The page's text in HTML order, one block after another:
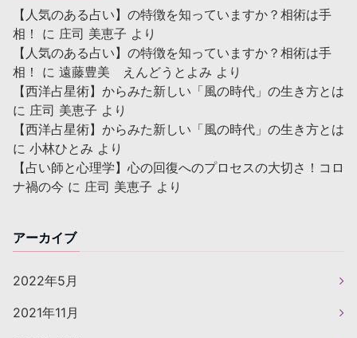
【人気のある占い】の特徴を知っていますか？相術は手
相！
に 庄司 美恵子 より
【人気のある占い】の特徴を知っていますか？相術は手
相！
に 遠藤豊美 えんどうとよみ より
【西洋占星術】からみた新しい「風の時代」の生き方とは
に 庄司 美恵子 より
【西洋占星術】からみた新しい「風の時代」の生き方とは
に 小林ひとみ より
【占い師と心理学】心の回復へのプロセスの大切さ！コロ
ナ禍の今 に 庄司 美恵子 より
アーカイブ
2022年5月
2021年11月